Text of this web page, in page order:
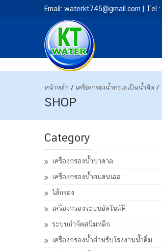
Email: waterkt745@gmail.com |
หน้าหลัก / เครื่องกรองน้ำทะเลเป็นน้ำจืด /
SHOP
Category
เครื่องกรองน้ำบาดาล
เครื่องกรองน้ำสแตนเลส
ไส้กรอง
เครื่องกรองระบบอัตโนมัติ
ระบบกำจัดสนิมหล็ก
เครื่องกรองน้ำสำหรับโรงงานน้ำดื่ม